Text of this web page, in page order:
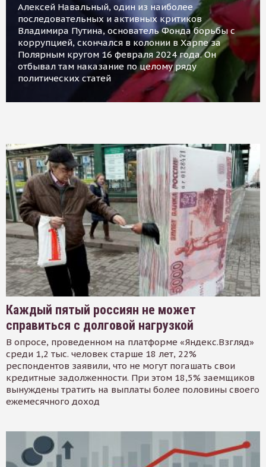
Алексей Навальный, один из наиболее
последовательных и активных критиков
Владимира Путина, основатель Фонда борьбы с
коррупцией, скончался в колонии в Харпе за
Полярным кругом 16 февраля 2024 года. Он
отбывал там наказание по целому ряду
политических статей
Каждый пятый россиян не может
справиться с долговой нагрузкой
В опросе, проведенном на платформе «Яндекс.Взгляд»
среди 1,2 тыс. человек старше 18 лет, 22%
респондентов заявили, что не могут погашать свои
кредитные задолженности. При этом 18,5% заемщиков
вынуждены тратить на выплаты более половины своего
ежемесячного доход